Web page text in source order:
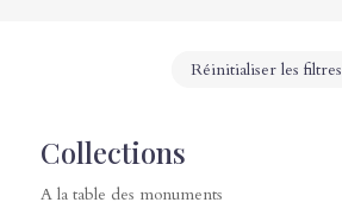
Réinitialiser les filtres
Collections
A la table des monuments